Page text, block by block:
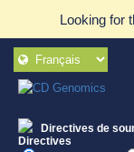
Looking for
Directives de